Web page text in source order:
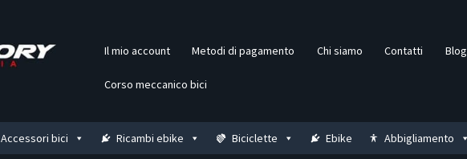
Il mio account Metodi di pagamento Chi siamo Contatti Blog
Corso meccanico bici
Accessori bici Ricambi ebike Biciclette Ebike Abbigliamento